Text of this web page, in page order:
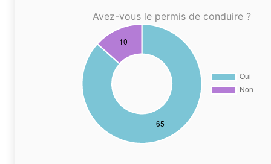
Avez-vous le permis de conduire ?